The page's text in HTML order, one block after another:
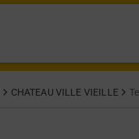
CHATEAU VILLE VIEILLE